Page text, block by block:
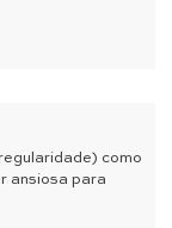
como
ansiosa para